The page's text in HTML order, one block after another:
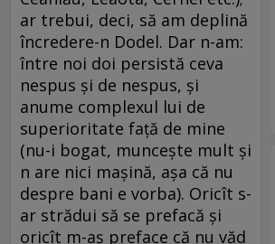
ar trebui, deci, să am deplină
încredere-n Dodel. Dar n-am:
între noi doi persistă ceva
nespus și de nespus, și
anume complexul lui de
superioritate față de mine
(nu-i bogat, muncește mult și
n are nici mașină, așa că nu
despre bani e vorba). Oricît s-
ar strădui să se prefacă și
oricît m-aș preface că nu văd